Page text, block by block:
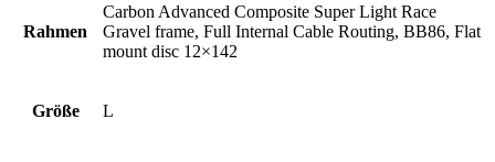
Rahmen
Carbon Advanced Composite Super Light Race
Gravel frame, Full Internal Cable Routing, BB86, Flat
mount disc 12×142
Größe L